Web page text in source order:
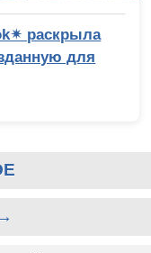
раскрыла
для